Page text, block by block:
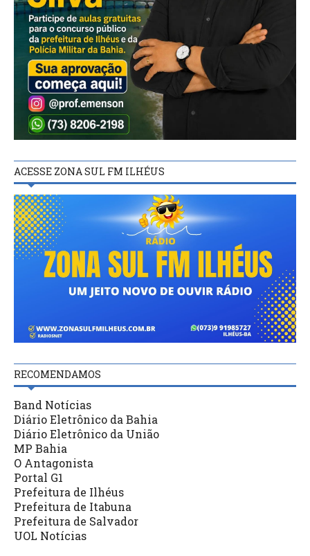
ACESSE ZONA SUL FM ILHÉUS
RECOMENDAMOS
Band Notícias
Diário Eletrônico da Bahia
Diário Eletrônico da União
MP Bahia
O Antagonista
Portal G1
Prefeitura de Ilhéus
Prefeitura de Itabuna
Prefeitura de Salvador
UOL Notícias